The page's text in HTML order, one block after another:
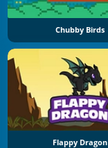
Chubby Birds
Flappy Dragon